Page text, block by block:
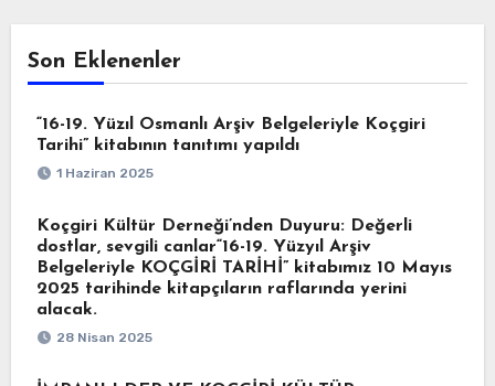
Son Eklenenler
“16-19. Yüzıl Osmanlı Arşiv Belgeleriyle Koçgiri
Tarihi” kitabının tanıtımı yapıldı
1 Haziran 2025
Koçgiri Kültür Derneği’nden Duyuru: Değerli
dostlar, sevgili canlar“16-19. Yüzyıl Arşiv
Belgeleriyle KOÇGİRİ TARİHİ” kitabımız 10 Mayıs
2025 tarihinde kitapçıların raflarında yerini
alacak.
28 Nisan 2025